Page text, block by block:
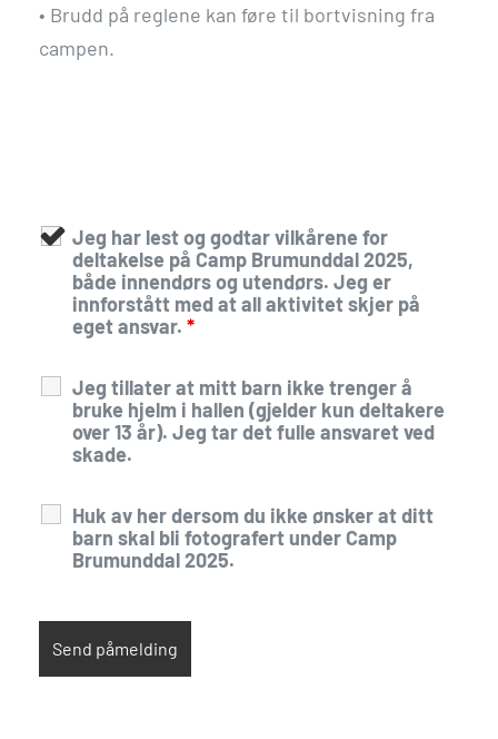
• Brudd på reglene kan føre til bortvisning fra
campen.
Jeg har lest og godtar vilkårene for
deltakelse på Camp Brumunddal 2025,
både innendørs og utendørs. Jeg er
innforstått med at all aktivitet skjer på
eget ansvar. *
Jeg tillater at mitt barn ikke trenger å
bruke hjelm i hallen (gjelder kun deltakere
over 13 år). Jeg tar det fulle ansvaret ved
skade.
Huk av her dersom du ikke ønsker at ditt
barn skal bli fotografert under Camp
Brumunddal 2025.